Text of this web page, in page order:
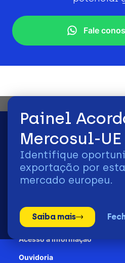
Fale
Painel
Mercosul-UE
Identifique
exportação por
mercado europeu.
Saiba mais
2026 | © Todos os Direitos
Patrocínio
Acesso à informação
Ouvidoria